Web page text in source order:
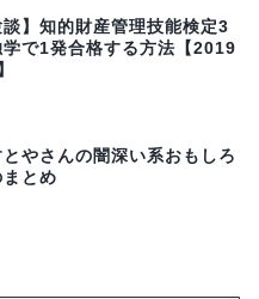
談】知的財産管理技能検定3
学で1発合格する方法【2019
とやさんの闇深い系おもしろ
とめ